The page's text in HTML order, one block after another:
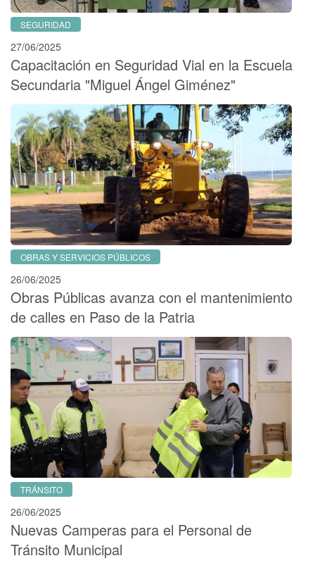
SEGURIDAD
27/06/2025
Capacitación en Seguridad Vial en la Escuela
Secundaria "Miguel Ángel Giménez"
OBRAS Y SERVICIOS PÚBLICOS
26/06/2025
Obras Públicas avanza con el mantenimiento
de calles en Paso de la Patria
TRÁNSITO
26/06/2025
Nuevas Camperas para el Personal de
Tránsito Municipal